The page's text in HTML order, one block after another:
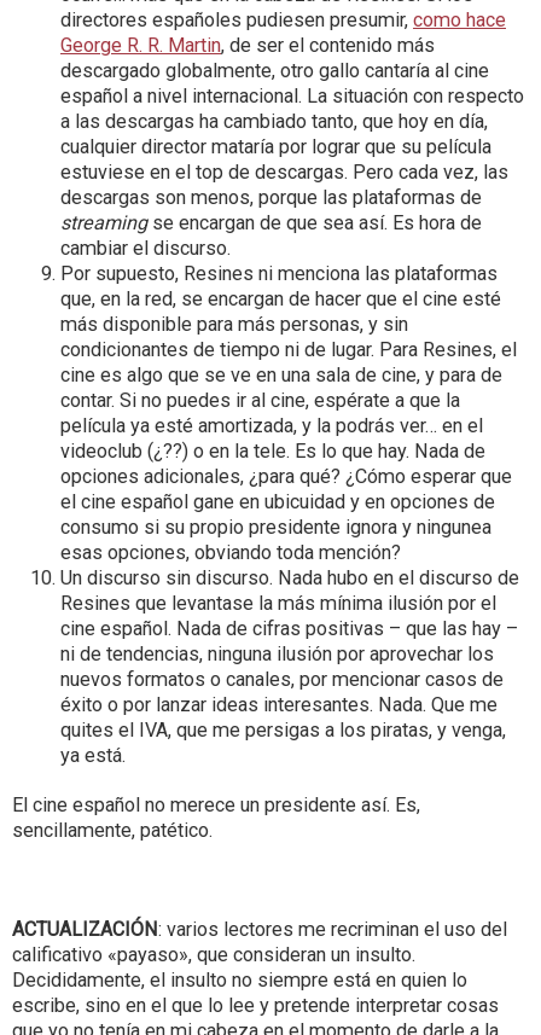
directores españoles pudiesen presumir, como hace
George R. R. Martin, de ser el contenido más
descargado globalmente, otro gallo cantaría al cine
español a nivel internacional. La situación con respecto
a las descargas ha cambiado tanto, que hoy en día,
cualquier director mataría por lograr que su película
estuviese en el top de descargas. Pero cada vez, las
descargas son menos, porque las plataformas de
streamingse encargan de que sea así. Es hora de
cambiar el discurso.
Por supuesto, Resines ni menciona las plataformas
que, en la red, se encargan de hacer que el cine esté
más disponible para más personas, y sin
condicionantes de tiempo ni de lugar. Para Resines, el
cine es algo que se ve en una sala de cine, y para de
contar. Si no puedes ir al cine, espérate a que la
película ya esté amortizada, y la podrás ver… en el
videoclub (¿??) o en la tele. Es lo que hay. Nada de
opciones adicionales, ¿para qué? ¿Cómo esperar que
el cine español gane en ubicuidad y en opciones de
consumo si su propio presidente ignora y ningunea
esas opciones, obviando toda mención?
Un discurso sin discurso. Nada hubo en el discurso de
Resines que levantase la más mínima ilusión por el
cine español. Nada de cifras positivas – que las hay –
ni de tendencias, ninguna ilusión por aprovechar los
nuevos formatos o canales, por mencionar casos de
éxito o por lanzar ideas interesantes. Nada. Que me
quites el IVA, que me persigas a los piratas, y venga,
ya está.
El cine español no merece un presidente así. Es,
sencillamente, patético.
ACTUALIZACIÓN: varios lectores me recriminan el uso del
calificativo «payaso», que consideran un insulto.
Decididamente, el insulto no siempre está en quien lo
escribe, sino en el que lo lee y pretende interpretar cosas